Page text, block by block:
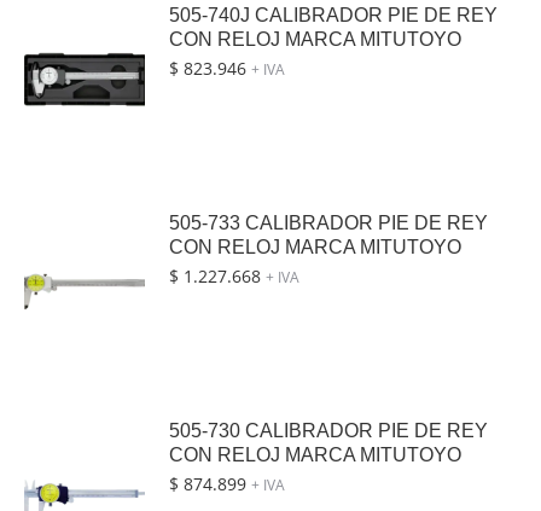
505-740J CALIBRADOR PIE DE REY
CON RELOJ MARCA MITUTOYO
$ 823.946 + IVA
505-733 CALIBRADOR PIE DE REY
CON RELOJ MARCA MITUTOYO
$ 1.227.668 + IVA
505-730 CALIBRADOR PIE DE REY
CON RELOJ MARCA MITUTOYO
$ 874.899 + IVA